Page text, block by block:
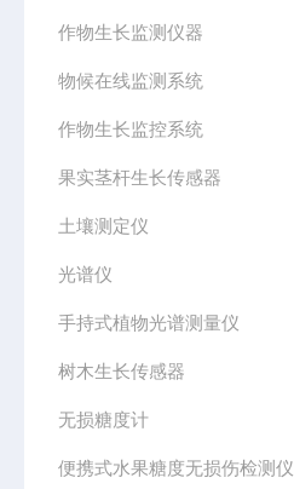
作物生长监测仪器
物候在线监测系统
作物生长监控系统
果实茎杆生长传感器
土壤测定仪
光谱仪
手持式植物光谱测量仪
树木生长传感器
无损糖度计
便携式水果糖度无损伤检测仪